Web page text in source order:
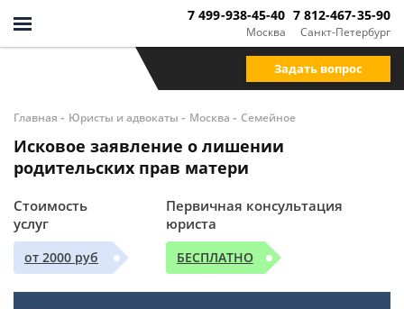
Москва
7 499-938-45-40
Санкт-Петербург
7 812-467-35-90
Задать вопрос
Главная - Юристы и адвокаты - Москва - Семейное
Исковое заявление о лишении
родительских прав матери
Стоимость
услуг
от 2000 руб
Первичная консультация
юриста
БЕСПЛАТНО